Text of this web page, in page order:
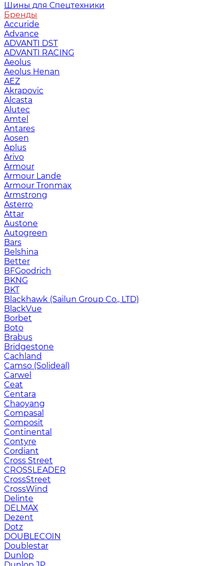
Шины для Спецтехники
Бренды
Accuride
Advance
ADVANTI DST
ADVANTI RACING
Aeolus
Aeolus Henan
AEZ
Akrapovic
Alcasta
Alutec
Amtel
Antares
Aosen
Aplus
Arivo
Armour
Armour Lande
Armour Tronmax
Armstrong
Asterro
Attar
Austone
Autogreen
Bars
Belshina
Better
BFGoodrich
BKNG
BKT
Blackhawk (Sailun Group Co., LTD)
BlackVue
Borbet
Boto
Brabus
Bridgestone
Cachland
Camso (Solideal)
Carwel
Ceat
Centara
Chaoyang
Compasal
Composit
Continental
Contyre
Cordiant
Cross Street
CROSSLEADER
CrossStreet
CrossWind
Delinte
DELMAX
Dezent
Dotz
DOUBLECOIN
Doublestar
Dunlop